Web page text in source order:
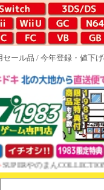
セール品 / 今年登録・値下
やのまんCOLLECTION 学